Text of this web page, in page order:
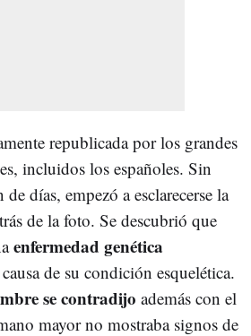
republicada por los grandes
incluidos los españoles. Sin
días, empezó a esclarecerse la
de la foto. Se descubrió que
enfermedad genética
de su condición esquelética.
se contradijo además con el
mayor no mostraba signos de